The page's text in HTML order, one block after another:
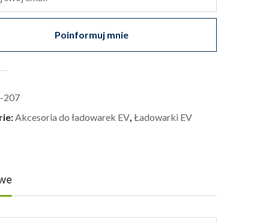
Poinformuj mnie
207
Akcesoria do ładowarek EV,Ładowarki EV